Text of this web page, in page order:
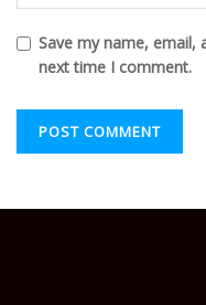
Save my name, email,
next time I comment.